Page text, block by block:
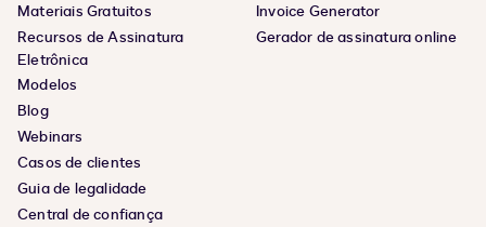
Materiais Gratuitos
Recursos de Assinatura
Eletrônica
Modelos
Blog
Webinars
Casos de clientes
Guia de legalidade
Central de confiança
Invoice Generator
Gerador de assinatura online